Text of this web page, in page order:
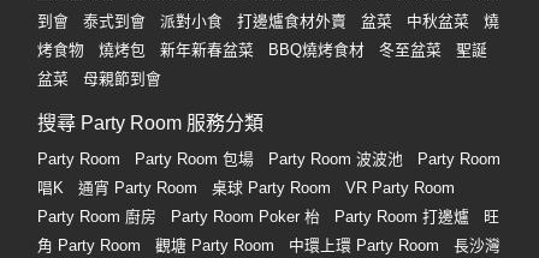
到會
泰式到會 派對小食 打邊爐食材外賣 盆菜 中秋盆菜
燒
烤食物
燒烤包 新年新春盆菜 BBQ燒烤食材 冬至盆菜
聖誕
盆菜
母親節到會
搜尋 Party Room 服務分類
Party Room Party Room 包場 Party Room 波波池
Party Room
唱K
通宵 Party Room 桌球 Party Room
VR Party Room
Party Room 廚房
Party Room Poker 枱 Party Room 打邊爐
旺
角 Party Room
觀塘 Party Room 中環上環 Party Room 長沙灣